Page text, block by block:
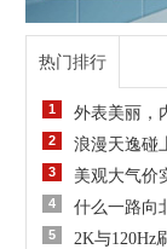
热门排行
1 外表美丽，
2 浪漫天逸碰
3 美观大气价
4 什么一路向
5 2K与120Hz